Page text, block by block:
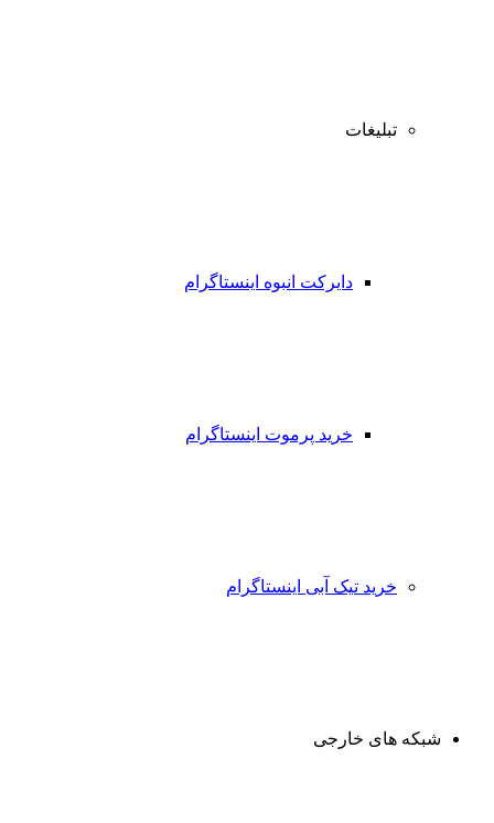
تبلیغات
دایرکت انبوه اینستاگرام
خرید پرموت اینستاگرام
خرید تیک آبی اینستاگرام
شبکه های خارجی